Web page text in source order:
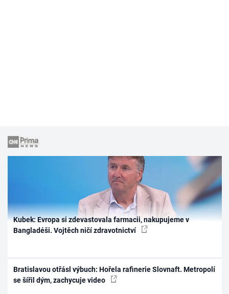
Kubek: Evropa si zdevastovala farmacii, nakupujeme v
Bangladéši. Vojtěch ničí zdravotnictví
Bratislavou otřásl výbuch: Hořela rafinerie Slovnaft. Metropolí
se šířil dým, zachycuje video